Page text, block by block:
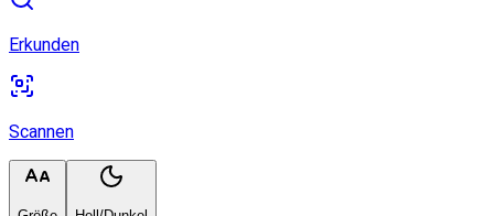
Erkunden
Scannen